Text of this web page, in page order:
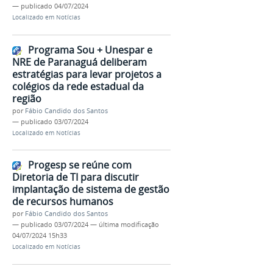
— publicado 04/07/2024
Localizado em Notícias
Programa Sou + Unespar e
NRE de Paranaguá deliberam
estratégias para levar projetos a
colégios da rede estadual da
região
por Fábio Candido dos Santos
— publicado 03/07/2024
Localizado em Notícias
Progesp se reúne com
Diretoria de TI para discutir
implantação de sistema de gestão
de recursos humanos
por Fábio Candido dos Santos
— publicado 03/07/2024 — última modificação
04/07/2024 15h33
Localizado em Notícias